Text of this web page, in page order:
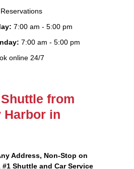
Reservations
7:00 am - 5:00 pm
7:00 am - 5:00 pm
online 24/7
from
Harbor in
Address, Non-Stop on
#1 Shuttle and Car Service